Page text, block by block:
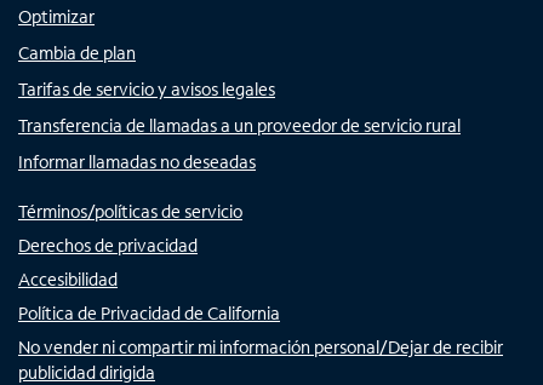
Optimizar
Cambia de plan
Tarifas de servicio y avisos legales
Transferencia de llamadas a un proveedor de servicio rural
Informar llamadas no deseadas
Términos/políticas de servicio
Derechos de privacidad
Accesibilidad
Política de Privacidad de California
No vender ni compartir mi información personal/Dejar de recibir
publicidad dirigida